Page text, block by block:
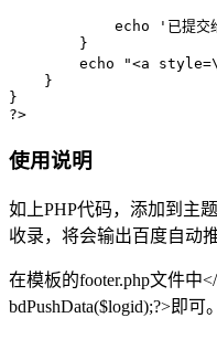
echo '已提交
        }
echo "<a
    }
}
?>
使用说明
如上PHP代码，添加到主
收录，将会输出百度自动
在模板的footer.php文件中
bdPushData($logid);?>即可。